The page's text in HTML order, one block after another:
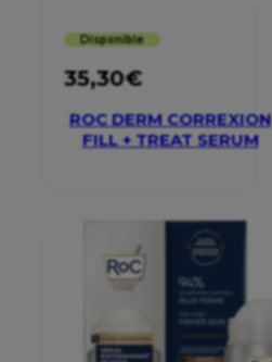
Disponible
35,30€
ROC DERM CORREXION
FILL + TREAT SERUM